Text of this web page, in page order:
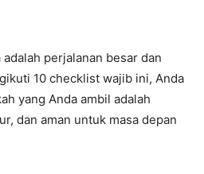
perjalanan besar dan
10 checklist wajib ini, Anda
yang Anda ambil adalah
dan aman untuk masa depan